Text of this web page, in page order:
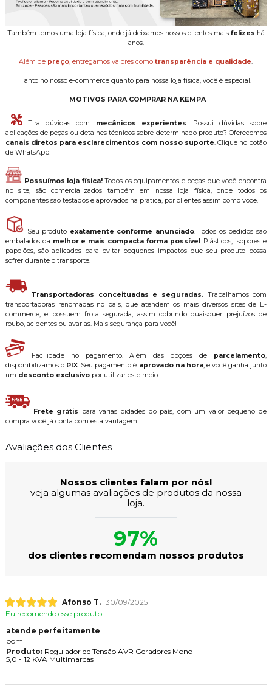
Também temos uma loja física, onde já deixamos nossos clientes mais felizes há
anos.
Além de preço, entregamos valores comotransparência e qualidade.
Tanto no nosso e-commerce quanto para nossa loja física, você é especial.
MOTIVOS PARA COMPRAR NA KEMPA
Tira dúvidas com mecânicos experientes: Possui dúvidas sobre
aplicações de peças ou detalhes técnicos sobre determinado produto? Oferecemos
canais diretos para esclarecimentos com nosso suporte. Clique no botão
de WhatsApp!
Possuímos loja física!Todos os equipamentos e peças que você encontra
no site, são comercializados também em nossa loja física, onde todos os
componentes são testados e aprovados na prática, por clientes assim como você.
Seu produto exatamente conforme anunciado. Todos os pedidos são
embalados da melhor e mais compacta forma possível . Plásticos, isopores e
papelões, são aplicados para evitar pequenos impactos que seu produto possa
sofrer durante o transporte.
Transportadoras conceituadas e seguradas. Trabalhamos com
transportadoras renomadas no país, que atendem os mais diversos sites de E-
commerce, e possuem frota segurada, assim cobrindo quaisquer prejuízos de
roubo, acidentes ou avarias. Mais segurança para você!
Facilidade no pagamento. Além das opções de parcelamento,
disponibilizamos o PIX. Seu pagamento é aprovado na hora, e você ganha junto
um desconto exclusivopor utilizar este meio.
Frete grátis para várias cidades do país, com um valor pequeno de
compra você já conta com esta vantagem.
Avaliações dos Clientes
Nossos clientes falam por nós!
veja algumas avaliações de produtos da nossa
loja.
97%
dos clientes recomendam nossos produtos
Afonso T. 30/09/2025
Eu recomendo esse produto.
atende perfeitamente
bom
Produto:Regulador de Tensão AVR Geradores Mono
5,0 - 12 KVA Multimarcas